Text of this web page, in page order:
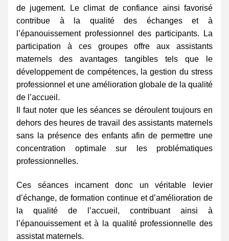
de jugement. Le climat de confiance ainsi favorisé
contribue à la qualité des échanges et à
l’épanouissement professionnel des participants. La
participation à ces groupes offre aux assistants
maternels des avantages tangibles tels que le
développement de compétences, la gestion du stress
professionnel et une amélioration globale de la qualité
de l’accueil.
Il faut noter que les séances se déroulent toujours en
dehors des heures de travail des assistants maternels
sans la présence des enfants afin de permettre une
concentration optimale sur les problématiques
professionnelles.
Ces séances incarnent donc un véritable levier
d’échange, de formation continue et d’amélioration de
la qualité de l’accueil, contribuant ainsi à
l’épanouissement et à la qualité professionnelle des
assistat maternels.